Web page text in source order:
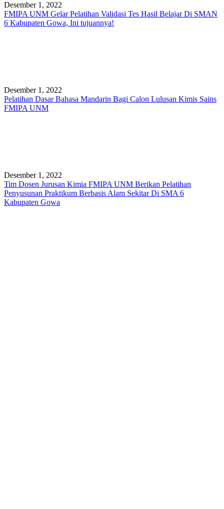
Desember 1, 2022
FMIPA UNM Gelar Pelatihan Validasi Tes Hasil Belajar Di SMAN
6 Kabupaten Gowa, Ini tujuannya!
Desember 1, 2022
Pelatihan Dasar Bahasa Mandarin Bagi Calon Lulusan Kimis Sains
FMIPA UNM
Desember 1, 2022
Tim Dosen Jurusan Kimia FMIPA UNM Berikan Pelatihan
Penyusunan Praktikum Berbasis Alam Sekitar Di SMA 6
Kabupaten Gowa